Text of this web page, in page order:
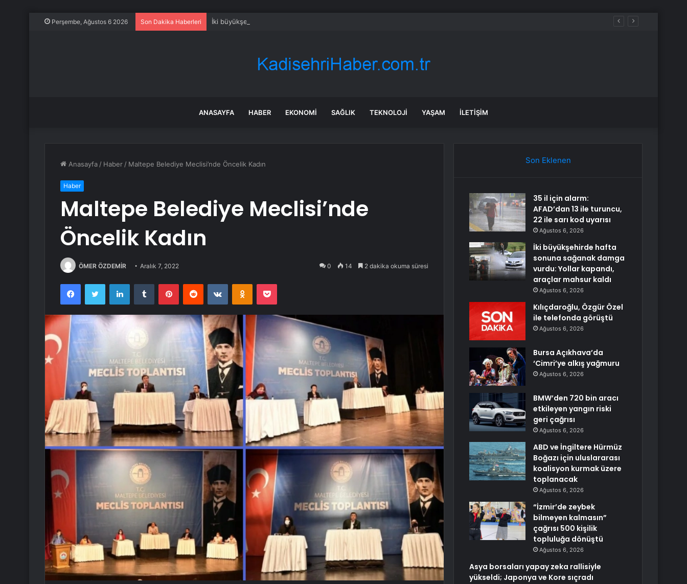
Perşembe, Ağustos 6 2026 Son Dakika Haberleri İki büyükşehirde hafta sonuna sağanak damga vurdu: Yollar kapandı, araçlar mahsur kaldı
ANASAYFA HABER EKONOMI SAĞLIK TEKNOLOJI YAŞAM İLETIŞIM
Anasayfa / Haber / Maltepe Belediye Meclisi’nde Öncelik Kadın
Haber
Maltepe Belediye Meclisi’nde
Öncelik Kadın
ÖMER ÖZDEMİR Aralık 7, 2022 0 14 2 dakika okuma süresi
FacebookTwitter LinkedInTumblr PinterestReddit VKontakteOdnoklassniki
Pocket
Son Eklenen
35 il için alarm:
AFAD’dan 13 ile turuncu,
22 ile sarı kod uyarısı
Ağustos 6, 2026
İki büyükşehirde hafta
sonuna sağanak damga
vurdu: Yollar kapandı,
araçlar mahsur kaldı
Ağustos 6, 2026
Kılıçdaroğlu, Özgür Özel
ile telefonda görüştü
Ağustos 6, 2026
Bursa Açıkhava’da
‘Cimri’ye alkış yağmuru
Ağustos 6, 2026
BMW’den 720 bin aracı
etkileyen yangın riski
geri çağrısı
Ağustos 6, 2026
ABD ve İngiltere Hürmüz
Boğazı için uluslararası
koalisyon kurmak üzere
toplanacak
Ağustos 6, 2026
“İzmir’de zeybek
bilmeyen kalmasın”
çağrısı 500 kişilik
topluluğa dönüştü
Ağustos 6, 2026
Asya borsaları yapay zeka rallisiyle
yükseldi; Japonya ve Kore sıçradı